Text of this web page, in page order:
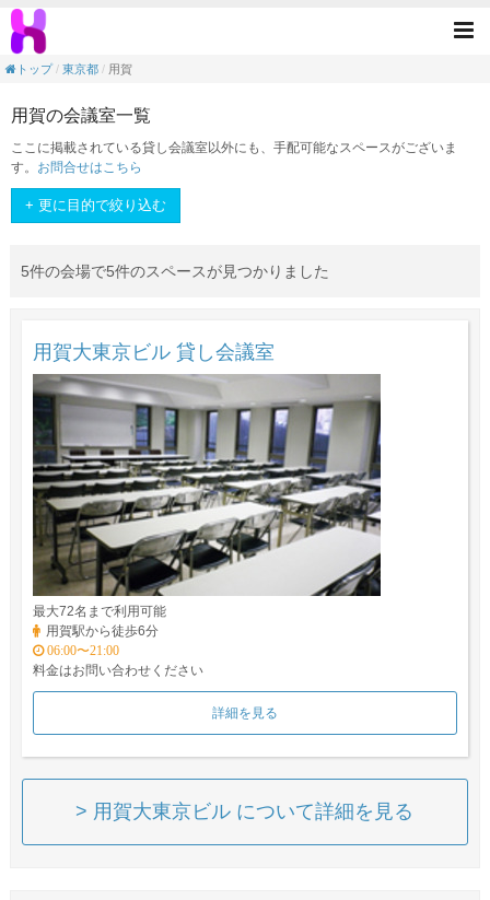
<素敵なスペースを手元に>！1分でできる
トップ
東京都 用賀
用賀の会議室一覧
ここに掲載されている貸し会議室以外にも、手配可能なスペースがございま
す。 お問合せはこちら
+ 更に目的で絞り込む
5件の会場で5件のスペースが見つかりました
用賀大東京ビル 貸し会議室
最大72名まで利用可能
用賀駅から徒歩6分
06:00〜21:00
料金はお問い合わせください
詳細を見る
> 用賀大東京ビル について詳細を見る